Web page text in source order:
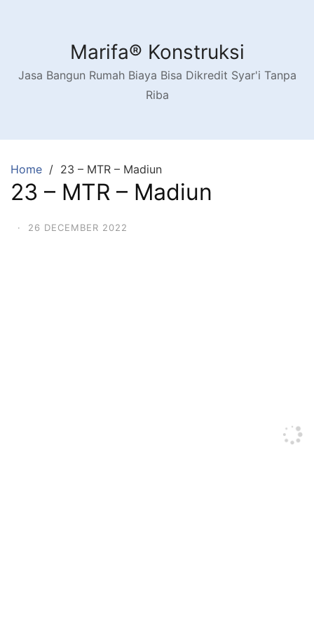
Marifa® Konstruksi
Jasa Bangun Rumah Biaya Bisa Dikredit Syar'i Tanpa
Riba
Home 23 – MTR – Madiun
23 – MTR – Madiun
· 26 DECEMBER 2022